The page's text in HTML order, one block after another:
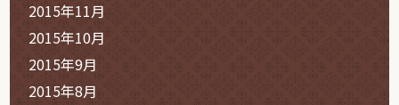
2015年11月
2015年10月
2015年9月
2015年8月